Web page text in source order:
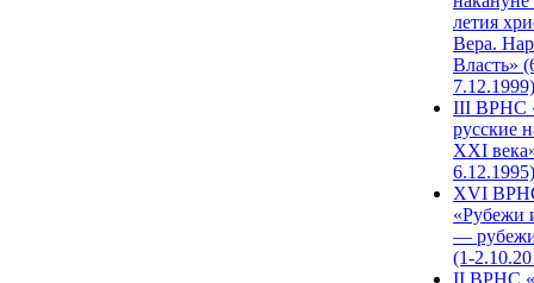
летия
Вера.
Власть»
7.12.1999)
III ВРНС
русские
XXI
6.12.1995)
XVI
«Рубежи
—
(1-
II ВРНС